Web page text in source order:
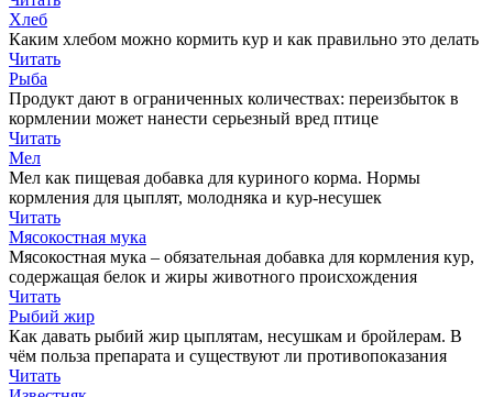
Хлеб
Каким хлебом можно кормить кур и как правильно это делать
Читать
Рыба
Продукт дают в ограниченных количествах: переизбыток в
кормлении может нанести серьезный вред птице
Читать
Мел
Мел как пищевая добавка для куриного корма. Нормы
кормления для цыплят, молодняка и кур-несушек
Читать
Мясокостная мука
Мясокостная мука – обязательная добавка для кормления кур,
содержащая белок и жиры животного происхождения
Читать
Рыбий жир
Как давать рыбий жир цыплятам, несушкам и бройлерам. В
чём польза препарата и существуют ли противопоказания
Читать